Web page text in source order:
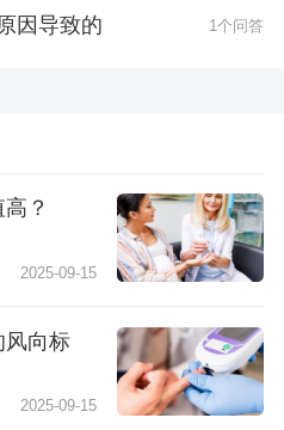
因导致的 1个问答
？
2025-09-15
风向标
2025-09-15